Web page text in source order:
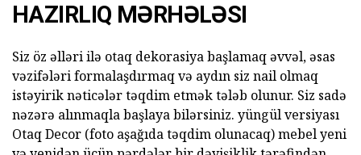
HAZIRLIQ MƏRHƏLƏSI
Siz öz əlləri ilə otaq dekorasiya başlamaq əvvəl, əsas
vəzifələri formalaşdırmaq və aydın siz nail olmaq
istəyirik nəticələr təqdim etmək tələb olunur. Siz sadə
nəzərə alınmaqla başlaya bilərsiniz. yüngül versiyası
Otaq Decor (foto aşağıda təqdim olunacaq) mebel yeni